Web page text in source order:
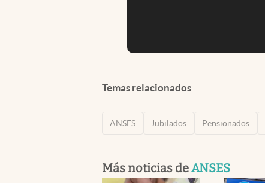
Temas relacionados
ANSES Jubilados Pensionados
Más noticias deANSES